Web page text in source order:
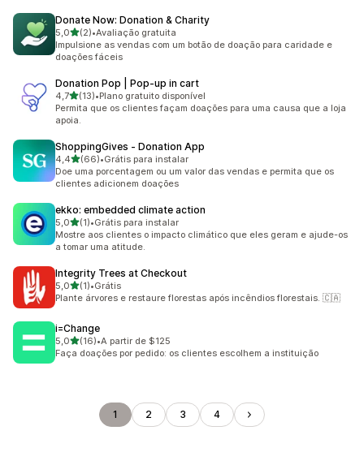
Donate Now: Donation & Charity
5,0de 5 estrelas
(2)
2 avaliações ao todo
•Avaliação gratuita
Impulsione as vendas com um botão de doação para caridade e
doações fáceis
Donation Pop | Pop‑up in cart
4,7de 5 estrelas
(13)
13 avaliações ao todo
•Plano gratuito disponível
Permita que os clientes façam doações para uma causa que a loja
apoia.
ShoppingGives ‑ Donation App
4,4de 5 estrelas
(66)
66 avaliações ao todo
•Grátis para instalar
Doe uma porcentagem ou um valor das vendas e permita que os
clientes adicionem doações
ekko: embedded climate action
5,0de 5 estrelas
(1)
1 avaliações ao todo
•Grátis para instalar
Mostre aos clientes o impacto climático que eles geram e ajude-os
a tomar uma atitude.
Integrity Trees at Checkout
5,0de 5 estrelas
(1)
1 avaliações ao todo
•Grátis
Plante árvores e restaure florestas após incêndios florestais. 🇨🇦
i=Change
5,0de 5 estrelas
(16)
16 avaliações ao todo
•A partir de $125
Faça doações por pedido: os clientes escolhem a instituição
1 2 3 4